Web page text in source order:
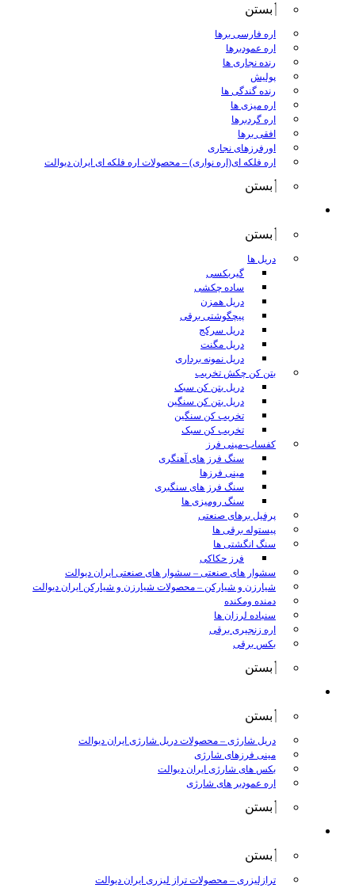
بستن
اره فارسی برها
اره عمودبرها
رنده نجاری ها
پولیش
رنده گندگی ها
اره میزی ها
اره گردبرها
افقی برها
اورفرزهای نجاری
اره فلکه ای(اره نواری) – محصولات اره فلکه ای ایران دیوالت
بستن
بستن
دریل ها
گیربکسی
ساده چکشی
دریل همزن
پیچگوشتی برقی
دریل سرکج
دریل مگنت
دریل نمونه برداری
بتن کن چکش تخریب
دریل بتن کن سبک
دریل بتن کن سنگین
تخریب کن سنگین
تخریب کن سبک
کفساب-مینی فرز
سنگ فرز های آهنگری
مینی فرزها
سنگ فرز های سنگبری
سنگ رومیزی ها
پرفیل برهای صنعتی
پیستوله برقی ها
سنگ انگشتی ها
فرز حکاکی
سشوار های صنعتی – سشوار های صنعتی ایران دیوالت
شیارزن و شیارکن – محصولات شیارزن و شیارکن ایران دیوالت
دمنده ومکنده
سنباده لرزان ها
اره زنجیری برقی
بکس برقی
بستن
بستن
دریل شارژی – محصولات دریل شارژی ایران دیوالت
مینی فرزهای شارژی
بکس های شارژی ایران دیوالت
اره عمودبر های شارژی
بستن
بستن
ترازلیزری – محصولات تراز لیزری ایران دیوالت